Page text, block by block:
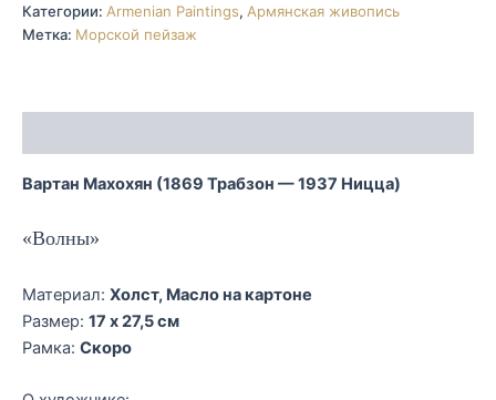
Категории: Armenian Paintings, Армянская живопись
Метка: Морской пейзаж
Вартан Махохян (1869 Трабзон — 1937 Ницца)
«Волны»
Материал: Холст, Масло на картоне
Размер: 17 x 27,5 см
Рамка: Скоро